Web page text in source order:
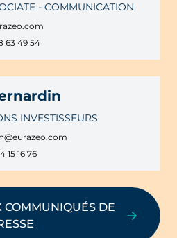
- COMMUNICATION
63 49 54
INVESTISSEURS
15 16 76
COMMUNIQUÉS DE